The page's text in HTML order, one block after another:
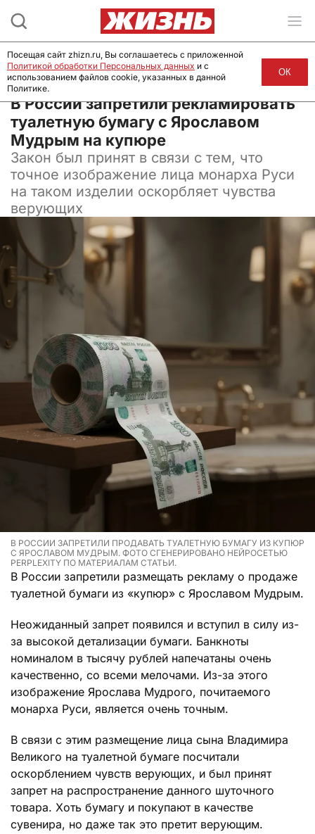
03 ноября 2025, 17:00
В России запретили рекламировать
туалетную бумагу с Ярославом
Мудрым на купюре
Закон был принят в связи с тем, что
точное изображение лица монарха Руси
на таком изделии оскорбляет чувства
верующих
В РОССИИ ЗАПРЕТИЛИ ПРОДАВАТЬ ТУАЛЕТНУЮ БУМАГУ ИЗ КУПЮР
С ЯРОСЛАВОМ МУДРЫМ. ФОТО СГЕНЕРИРОВАНО НЕЙРОСЕТЬЮ
PERPLEXITY ПО МАТЕРИАЛАМ СТАТЬИ.
В России запретили размещать рекламу о продаже
туалетной бумаги из «купюр» с Ярославом Мудрым.
Неожиданный запрет появился и вступил в силу из-
за высокой детализации бумаги. Банкноты
номиналом в тысячу рублей напечатаны очень
качественно, со всеми мелочами. Из-за этого
изображение Ярослава Мудрого, почитаемого
монарха Руси, является очень точным.
В связи с этим размещение лица сына Владимира
Великого на туалетной бумаге посчитали
оскорблением чувств верующих, и был принят
запрет на распространение данного шуточного
товара. Хоть бумагу и покупают в качестве
сувенира, но даже так это претит верующим.
Посещая сайт zhizn.ru, Вы соглашаетесь с приложенной
Политикой обработки Персональных данных и с
использованием файлов cookie, указанных в данной
Политике.
ОК